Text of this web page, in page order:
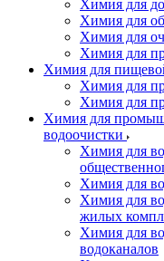
Химия для
Химия для
Химия для
Химия для
Химия для
Химия для
Химия для
Химия для
водоочистки
Химия для
Химия для
Химия для
жилых
Химия для
водоканалов